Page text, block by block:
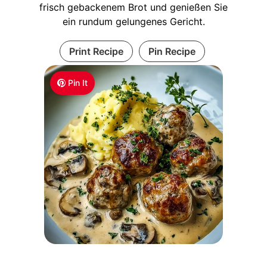
Pin It
frisch gebackenem Brot und genießen Sie
ein rundum gelungenes Gericht.
Print Recipe Pin Recipe